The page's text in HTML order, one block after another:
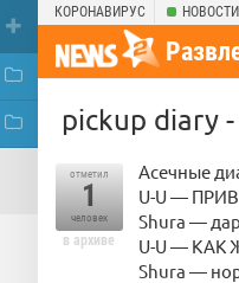
КОРОНАВИРУС НОВОСТИ
pickup diary
отметил
1
человек
в архиве
Асечные
U-U —
Shura —
U-U — КАК
Shura —